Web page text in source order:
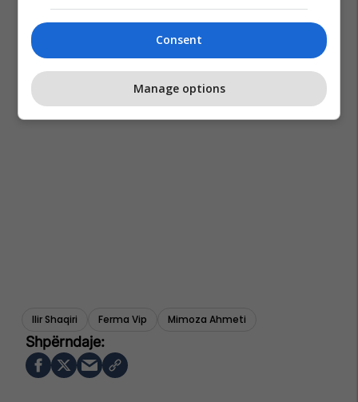
Ilir Shaqiri Ferma Vip Mimoza Ahmeti
Consent
Manage options